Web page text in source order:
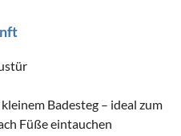
Badesteg – ideal zum
Füße eintauchen